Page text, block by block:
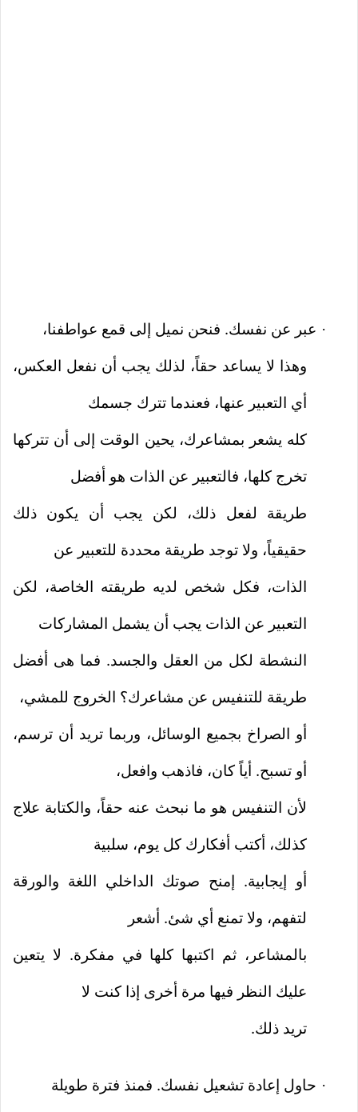
· عبر عن نفسك. فنحن نميل إلى قمع عواطفنا،
وهذا لا يساعد حقاً، لذلك يجب أن نفعل العكس،
أي التعبير عنها، فعندما تترك جسمك
كله يشعر بمشاعرك، يحين الوقت إلى أن تتركها
تخرج كلها، فالتعبير عن الذات هو أفضل
طريقة لفعل ذلك، لكن يجب أن يكون ذلك
حقيقياً، ولا توجد طريقة محددة للتعبير عن
الذات، فكل شخص لديه طريقته الخاصة، لكن
التعبير عن الذات يجب أن يشمل المشاركات
النشطة لكل من العقل والجسد. فما هى أفضل
طريقة للتنفيس عن مشاعرك؟ الخروج للمشي،
أو الصراخ بجميع الوسائل، وربما تريد أن ترسم،
أو تسبح. أياً كان، فاذهب وافعل،
لأن التنفيس هو ما نبحث عنه حقاً، والكتابة علاج
كذلك، أكتب أفكارك كل يوم، سلبية
أو إيجابية. إمنح صوتك الداخلي اللغة والورقة
لتفهم، ولا تمنع أي شئ. أشعر
بالمشاعر، ثم اكتبها كلها في مفكرة. لا يتعين
عليك النظر فيها مرة أخرى إذا كنت لا
تريد ذلك.
· حاول إعادة تشعيل نفسك. فمنذ فترة طويلة